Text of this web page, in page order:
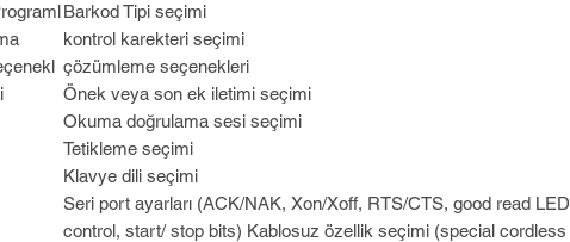
Barkod Tipi seçimi
kontrol karekteri seçimi
çözümleme seçenekleri
Önek veya son ek iletimi seçimi
Okuma doğrulama sesi seçimi
Tetikleme seçimi
Klavye dili seçimi
Seri port ayarları (ACK/NAK, Xon/Xoff, RTS/CTS, good read LED
control, start/ stop bits) Kablosuz özellik seçimi (special cordless